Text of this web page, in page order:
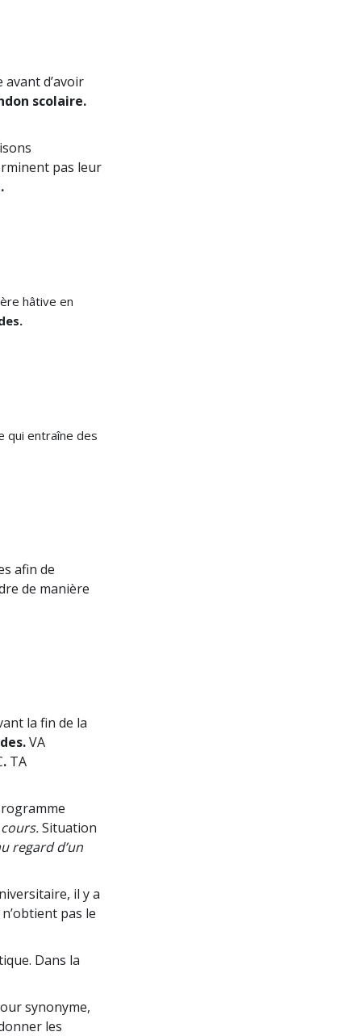
d’avoir
scolaire.
pas leur
hâtive en
qui entraîne des
afin de
de manière
la fin de la
VA
. TA
Situation
regard d’un
il y a
pas le
Dans la
synonyme,
les